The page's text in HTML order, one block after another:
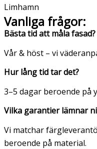
Limhamn
Vanliga frågor:
Bästa tid att måla fasad?
Vår & höst – vi
Hur lång tid tar det?
3–5 dagar beroende på
Vilka garantier lämnar
Vi matchar
beroende på material.